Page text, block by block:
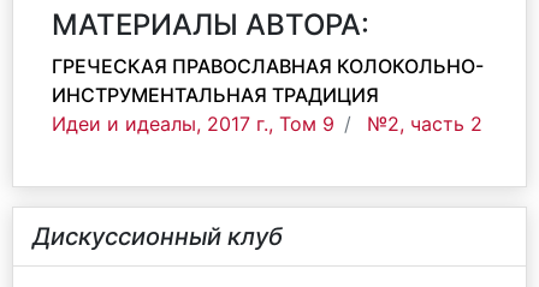
МАТЕРИАЛЫ АВТОРА:
ГРЕЧЕСКАЯ ПРАВОСЛАВНАЯ КОЛОКОЛЬНО-
ИНСТРУМЕНТАЛЬНАЯ ТРАДИЦИЯ
Идеи и идеалы, 2017 г., Том 9
№2, часть 2
Дискуссионный клуб